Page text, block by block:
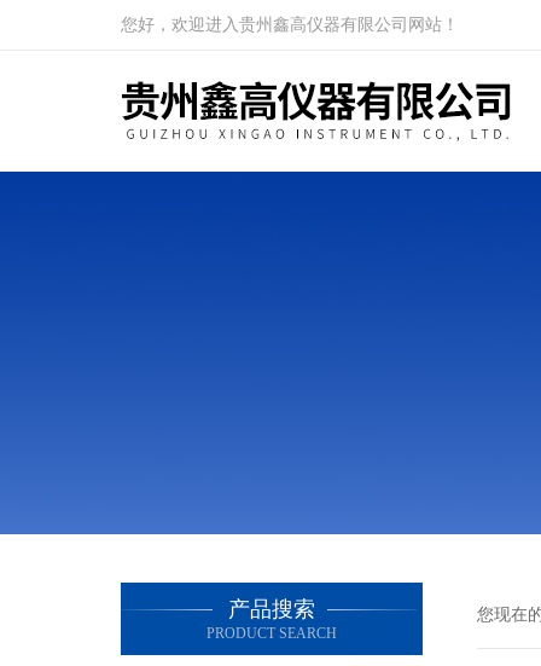
您好，欢迎进入贵州鑫高仪器有限公司网站！
产品搜索
PRODUCT SEARCH
您现在